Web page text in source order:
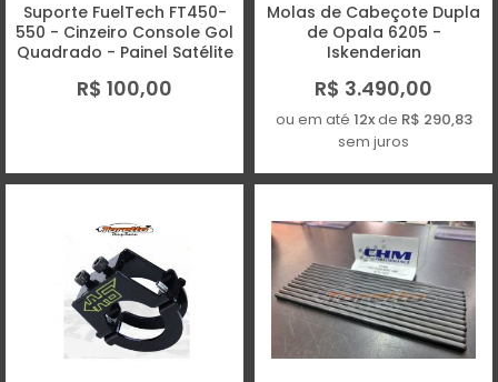
Suporte FuelTech FT450-
550 - Cinzeiro Console Gol
Quadrado - Painel Satélite
R$ 100,00
Molas de Cabeçote Dupla
de Opala 6205 -
Iskenderian
R$ 3.490,00
ou em até 12xde R$ 290,83
sem juros